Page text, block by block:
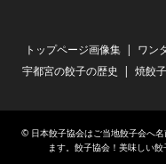
トップページ画像集 ワン
宇都宮の餃子の歴史
焼餃
© 日本餃子協会はご当地餃子会へ
ます。餃子協会！美味しい